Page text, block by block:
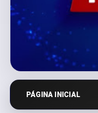
PÁGINA INICIAL